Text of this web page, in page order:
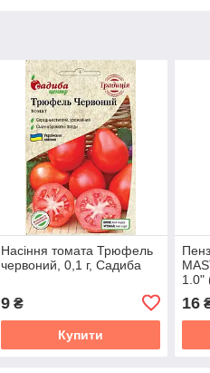
Насіння томата Трюфель
червоний, 0,1 г, Садиба
9₴
Купити
1.0"
16